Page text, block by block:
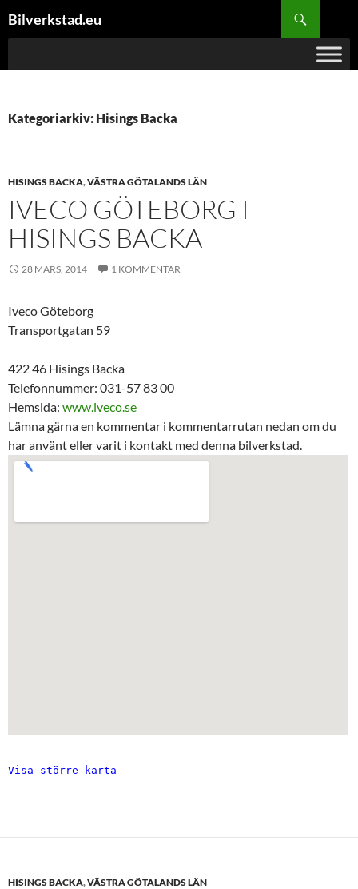
tillBilverkstad.eu
Kategoriarkiv: Hisings Backa
HISINGS BACKA,VÄSTRA GÖTALANDS LÄN
IVECO GÖTEBORG I
HISINGS BACKA
28 MARS, 2014 1 KOMMENTAR
Iveco Göteborg
Transportgatan 59
422 46 Hisings Backa
Telefonnummer: 031-57 83 00
Hemsida: www.iveco.se
Lämna gärna en kommentar i kommentarrutan nedan om du
har använt eller varit i kontakt med denna bilverkstad.
Visa större karta
HISINGS BACKA,VÄSTRA GÖTALANDS LÄN